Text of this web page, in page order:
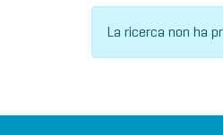
La ricerca non ha